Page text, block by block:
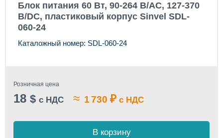
Блок питания 60 Вт, 90-264 В/AC, 127-370
В/DC, пластиковый корпус Sinvel SDL-
060-24
Каталожный номер: SDL-060-24
Розничная цена
18 $ с НДС ≈ 1 730 ₽ с НДС
В корзину